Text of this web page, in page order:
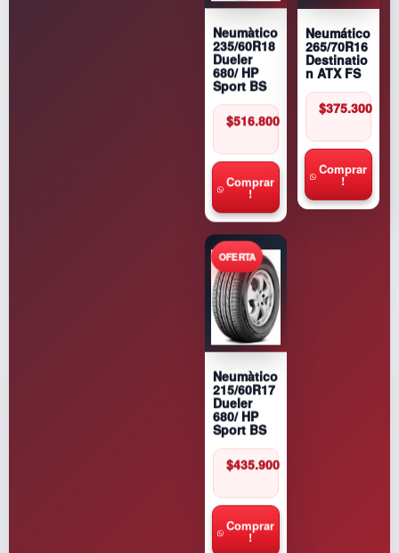
Neumàtico
235/60R18
Dueler
680/ HP
Sport BS
$516.800
Comprar
!
Neumático
265/70R16
Destinatio
n ATX FS
$375.300
Comprar
!
Neumàtico
215/60R17
Dueler
680/ HP
Sport BS
$435.900
Comprar
!